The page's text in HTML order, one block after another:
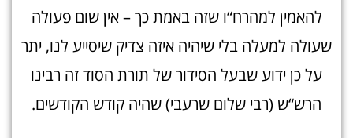
להאמין למהרח“ו שזה באמת כך – אין שום פעולה
שעולה למעלה בלי שיהיה איזה צדיק שיסייע לנו, יתר
על כן ידוע שבעל הסידור של תורת הסוד זה רבינו
הרש“ש (רבי שלום שרעבי) שהיה קודש הקודשים.